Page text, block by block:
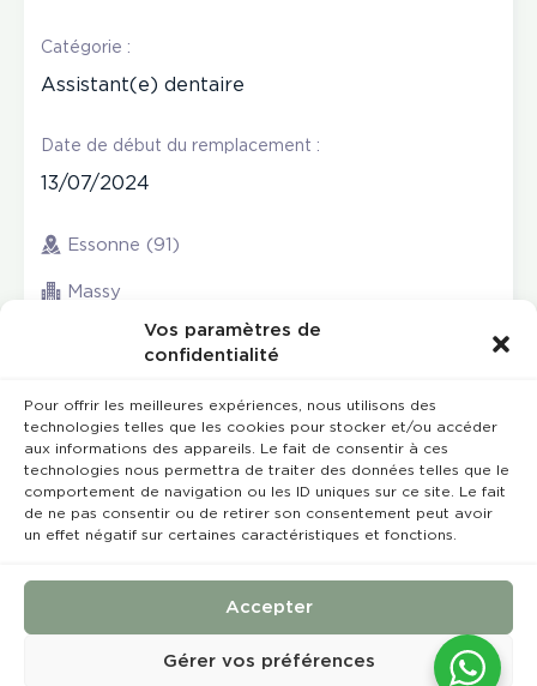
Vos paramètres de
confidentialité
Pour offrir les meilleures expériences, nous utilisons des
technologies telles que les cookies pour stocker et/ou accéder
aux informations des appareils. Le fait de consentir à ces
technologies nous permettra de traiter des données telles que le
comportement de navigation ou les ID uniques sur ce site. Le fait
de ne pas consentir ou de retirer son consentement peut avoir
un effet négatif sur certaines caractéristiques et fonctions.
Accepter
Gérer vos préférences
Catégorie :
Assistant(e) dentaire
Date de début du remplacement :
13/07/2024
Essonne (91)
Massy
Rempla’Dentaire © 2023 Tous droits réservés
Conception et réalisation :
Mentions légales